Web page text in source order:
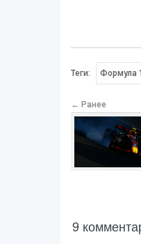
Теги: Формула 1
← Ранее
9